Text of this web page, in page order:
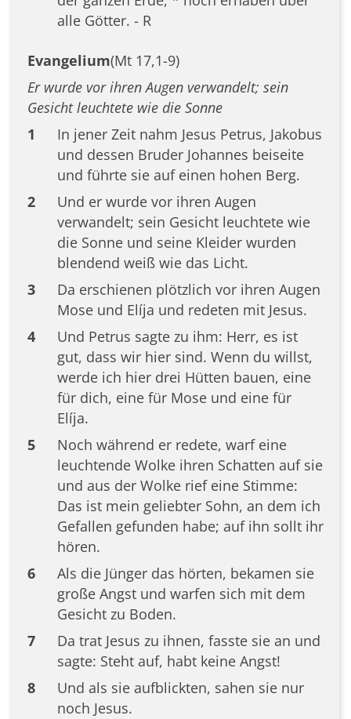
alle Götter. - R
Evangelium(Mt 17,1-9)
Er wurde vor ihren Augen verwandelt; sein
Gesicht leuchtete wie die Sonne
1
In jener Zeit nahm Jesus Petrus, Jakobus
und dessen Bruder Johannes beiseite
und führte sie auf einen hohen Berg.
2
Und er wurde vor ihren Augen
verwandelt; sein Gesicht leuchtete wie
die Sonne und seine Kleider wurden
blendend weiß wie das Licht.
3
Da erschienen plötzlich vor ihren Augen
Mose und Elíja und redeten mit Jesus.
4
Und Petrus sagte zu ihm: Herr, es ist
gut, dass wir hier sind. Wenn du willst,
werde ich hier drei Hütten bauen, eine
für dich, eine für Mose und eine für
Elíja.
5
Noch während er redete, warf eine
leuchtende Wolke ihren Schatten auf sie
und aus der Wolke rief eine Stimme:
Das ist mein geliebter Sohn, an dem ich
Gefallen gefunden habe; auf ihn sollt ihr
hören.
6
Als die Jünger das hörten, bekamen sie
große Angst und warfen sich mit dem
Gesicht zu Boden.
7
Da trat Jesus zu ihnen, fasste sie an und
sagte: Steht auf, habt keine Angst!
8
Und als sie aufblickten, sahen sie nur
noch Jesus.